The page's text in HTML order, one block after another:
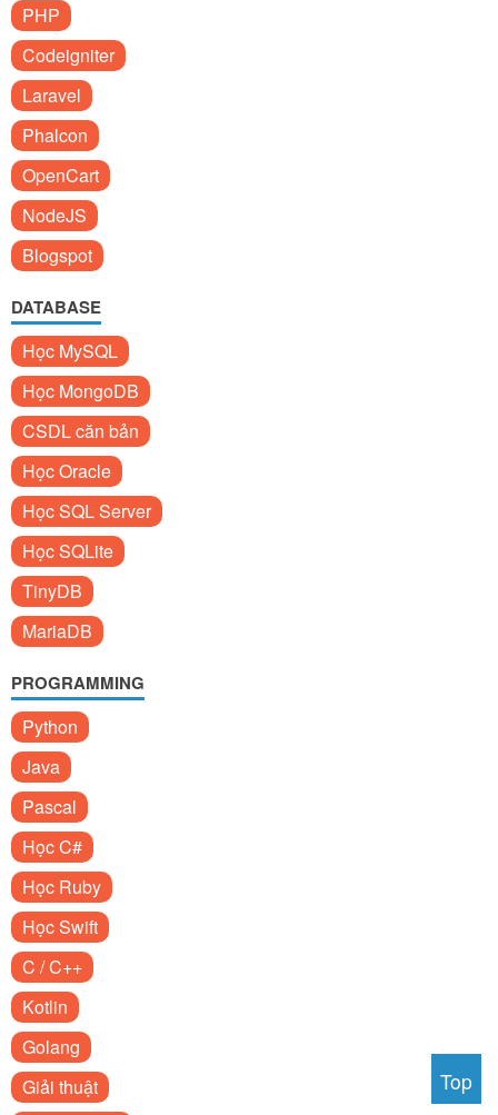
PHP
Codeigniter
Laravel
Phalcon
OpenCart
NodeJS
Blogspot
DATABASE
Học MySQL
Học MongoDB
CSDL căn bản
Học Oracle
Học SQL Server
Học SQLite
TinyDB
MariaDB
PROGRAMMING
Python
Java
Pascal
Học C#
Học Ruby
Học Swift
C / C++
Kotlin
Golang
Giải thuật
Top